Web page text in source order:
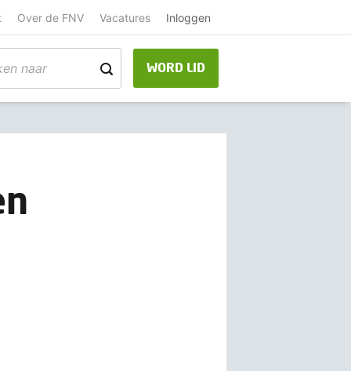
Over de FNV Vacatures Inloggen
WORD LID